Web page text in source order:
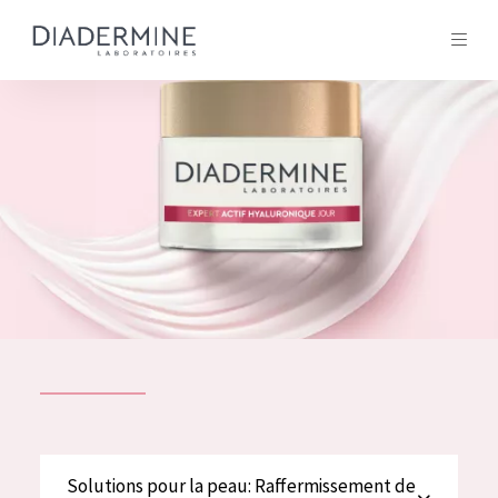
SOLUTIONS POUR LA PEAU
TOUS LES PRODUIT
Tous les Produit
À propos
Conseils Beauté
Solutions pour la peau: Raffermissement de